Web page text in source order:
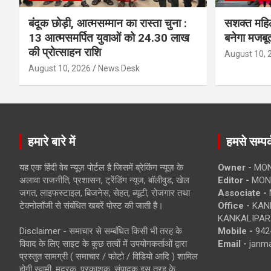
बंदूक छोड़ी, आत्मसम्मान का रास्ता चुना :
13 आत्मसमर्पित युवाओं को 24.30 लाख
की प्रोत्साहन राशि
August 10, 2026 News Desk
सशक्त
बनेगा
August 10,
हमारे बारे में
यह एक हिंदी वेब न्यूज़ पोर्टल है जिसमें ब्रेकिंग न्यूज़ के
अलावा राजनीति, प्रशासन, ट्रेंडिंग न्यूज, बॉलीवुड, खेल
जगत, लाइफस्टाइल, बिजनेस, सेहत, ब्यूटी, रोजगार तथा
टेक्नोलॉजी से संबंधित खबरें पोस्ट की जाती है।
Disclaimer - समाचार से सम्बंधित किसी भी तरह के
विवाद के लिए साइट के कुछ तत्वों में उपयोगकर्ताओं द्वारा
प्रस्तुत सामग्री ( समाचार / फोटो / विडियो आदि ) शामिल
हमसे
Owner -
Editor -
Associate -
Office -
Mobile -
Email -